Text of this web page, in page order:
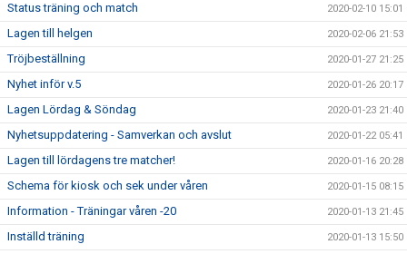
Status träning och match 2020-02-10 15:01
Lagen till helgen 2020-02-06 21:53
Tröjbeställning 2020-01-27 21:25
Nyhet inför v.5 2020-01-26 20:17
Lagen Lördag & Söndag 2020-01-23 21:40
Nyhetsuppdatering - Samverkan och avslut 2020-01-22 05:41
Lagen till lördagens tre matcher! 2020-01-16 20:28
Schema för kiosk och sek under våren 2020-01-15 08:15
Information - Träningar våren -20 2020-01-13 21:45
Inställd träning 2020-01-13 15:50